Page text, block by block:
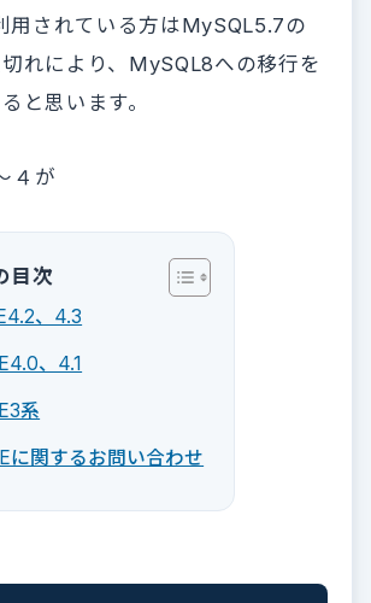
用されている方はMySQL5.7の
れにより、MySQL8への移行を
と思います。
４が
目次
、4.3
、4.1
系
に関するお問い合わせ